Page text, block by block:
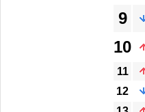
9
10
11
12